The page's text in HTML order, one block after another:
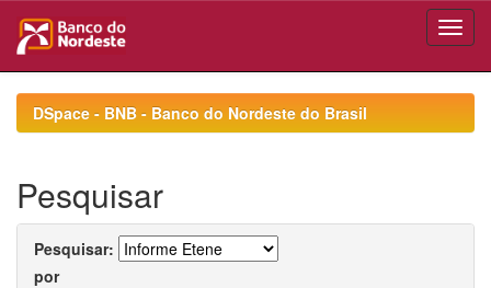
navigationDSpace - BNB - Banco do Nordeste do Brasil
Pesquisar
Pesquisar:
por